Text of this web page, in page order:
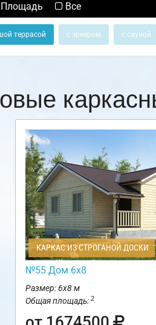
Площадь Все
террасой с эркером с сауной
КАРКАС ИЗ СТРОГАНОЙ ДОСКИ
№55 Дом 6х8
Размер: 6х8 м
Общая площадь: 2